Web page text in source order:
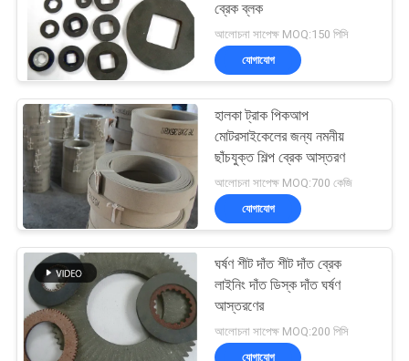
ব্রেক ব্লক
আলোচনা সাপেক্ষ MOQ:150 পিসি
যোগাযোগ
হালকা ট্রাক পিকআপ
মোটরসাইকেলের জন্য নমনীয়
ছাঁচযুক্ত শিল্প ব্রেক আস্তরণ
আলোচনা সাপেক্ষ MOQ:700 কেজি
যোগাযোগ
ঘর্ষণ শীট দাঁত শীট দাঁত ব্রেক
লাইনিং দাঁত ডিস্ক দাঁত ঘর্ষণ
আস্তরণের
আলোচনা সাপেক্ষ MOQ:200 পিসি
যোগাযোগ